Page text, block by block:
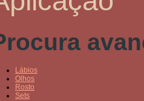
Lábios
Olhos
Rosto
Sets